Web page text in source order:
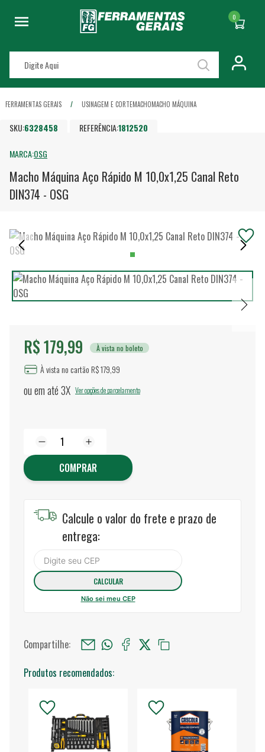
0
FERRAMENTAS GERAIS USINAGEM E CORTEMACHOMACHO MÁQUINA
SKU:6328458 REFERÊNCIA:1812520
MARCA:OSG
Macho Máquina Aço Rápido M 10,0x1,25 Canal Reto
DIN374 - OSG
R$ 179,99 À vista no boleto
À vista no cartão R$ 179,99
ou em até3X Ver opções de parcelamento
COMPRAR
Calcule o valor do frete e prazo de
entrega:
Não sei meu CEP
Compartilhe:
Produtos recomendados: